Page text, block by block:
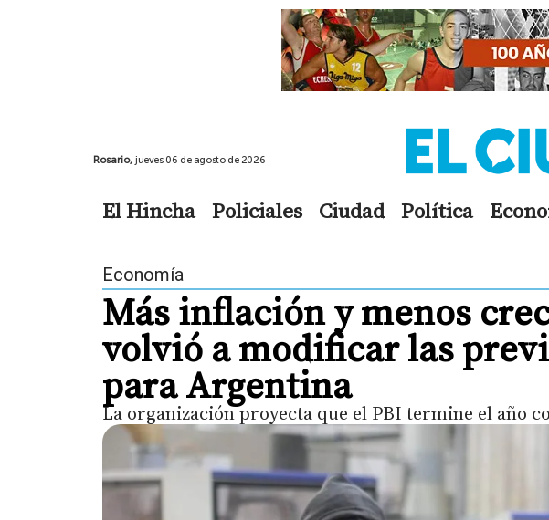
Rosario, jueves 06 de agosto de 2026
El Hincha Policiales Ciudad Política
Economía
Más inflación y menos
volvió a modificar las
para Argentina
La organización proyecta que el PBI termine el año